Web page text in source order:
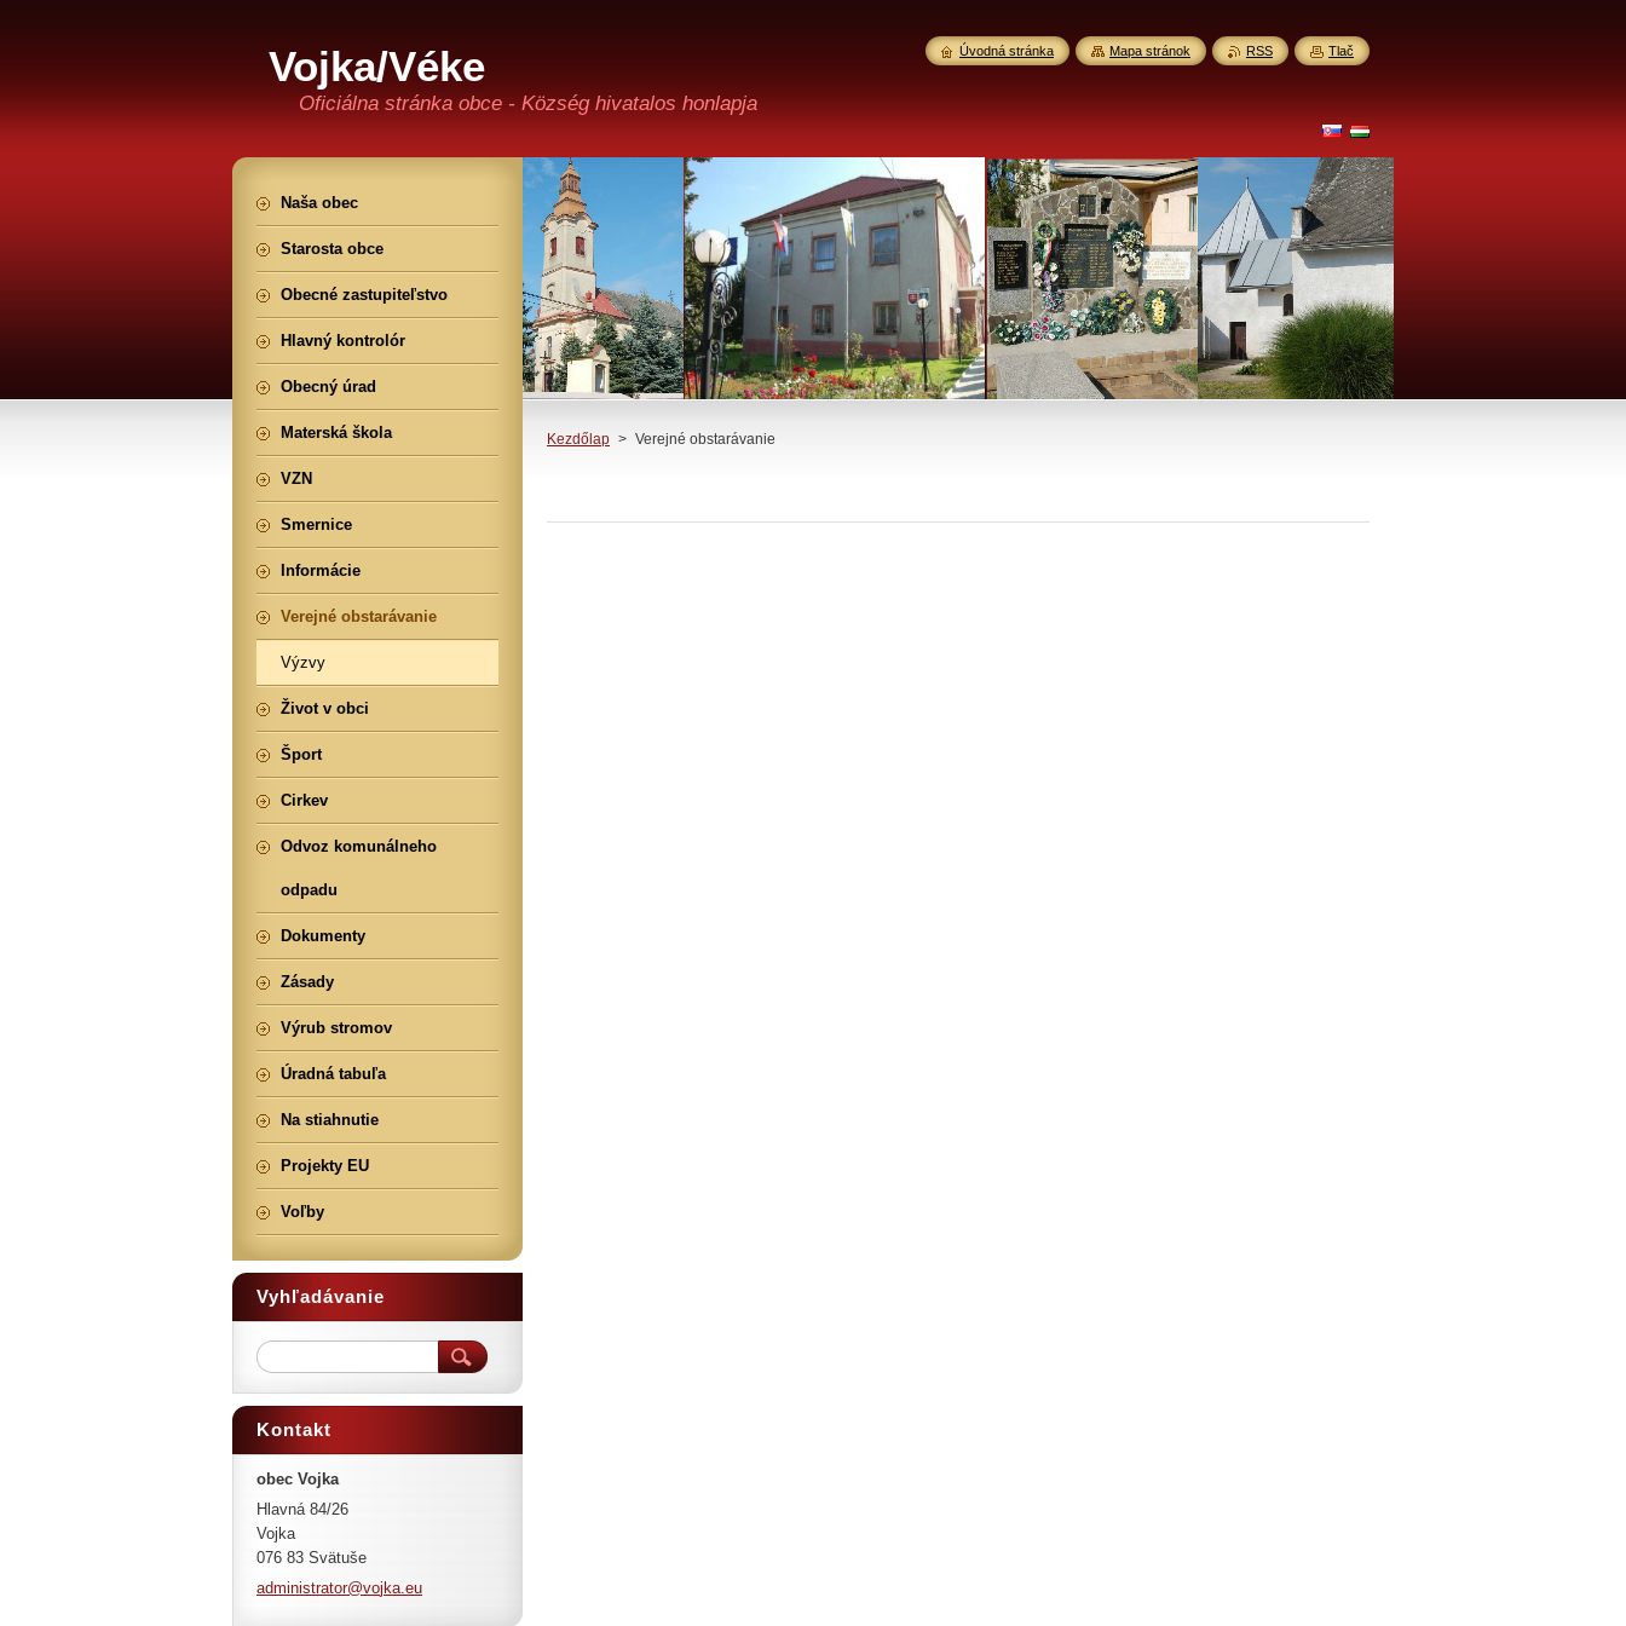
Vojka/Véke
Oficiálna stránka obce - Község hivatalos honlapja
Kezdőlap > Verejné obstarávanie
Naša obec
Starosta obce
Obecné zastupiteľstvo
Hlavný kontrolór
Obecný úrad
Materská škola
VZN
Smernice
Informácie
Verejné obstarávanie
Výzvy
Život v obci
Šport
Cirkev
Odvoz komunálneho
odpadu
Dokumenty
Zásady
Výrub stromov
Úradná tabuľa
Na stiahnutie
Projekty EU
Voľby
Vyhľadávanie
Kontakt
obec Vojka
Hlavná 84/26
Vojka
076 83 Svätuše
administrator@vojka.eu
Úvodná stránka Mapa stránok RSS Tlač